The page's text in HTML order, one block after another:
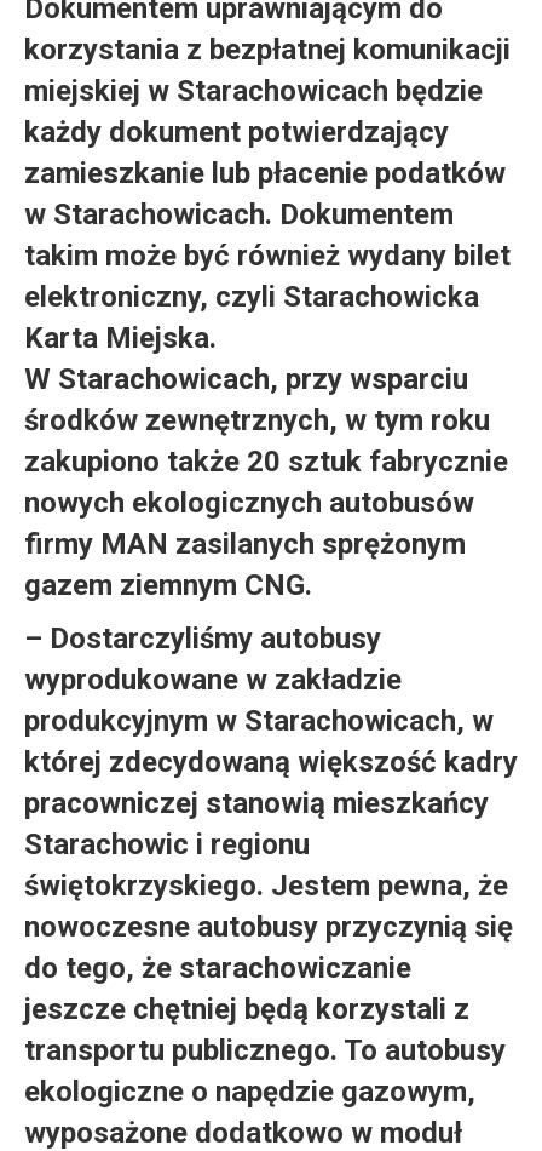
Dokumentem uprawniającym do
korzystania z bezpłatnej komunikacji
miejskiej w Starachowicach będzie
każdy dokument potwierdzający
zamieszkanie lub płacenie podatków
w Starachowicach. Dokumentem
takim może być również wydany bilet
elektroniczny, czyli Starachowicka
Karta Miejska.
W Starachowicach, przy wsparciu
środków zewnętrznych, w tym roku
zakupiono także 20 sztuk fabrycznie
nowych ekologicznych autobusów
firmy MAN zasilanych sprężonym
gazem ziemnym CNG.
– Dostarczyliśmy autobusy
wyprodukowane w zakładzie
produkcyjnym w Starachowicach, w
której zdecydowaną większość kadry
pracowniczej stanowią mieszkańcy
Starachowic i regionu
świętokrzyskiego. Jestem pewna, że
nowoczesne autobusy przyczynią się
do tego, że starachowiczanie
jeszcze chętniej będą korzystali z
transportu publicznego. To autobusy
ekologiczne o napędzie gazowym,
wyposażone dodatkowo w moduł